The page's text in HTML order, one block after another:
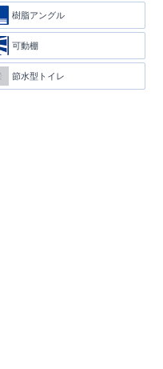
樹脂アングル
可動棚
節水型トイレ